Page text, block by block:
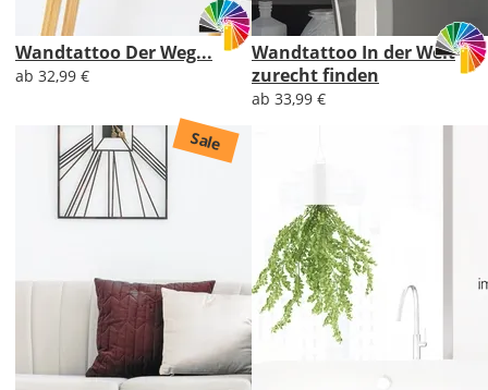
Wandtattoo Der Weg...
ab 32,99 €
Wandtattoo In der Welt
zurecht finden
ab 33,99 €
Sale